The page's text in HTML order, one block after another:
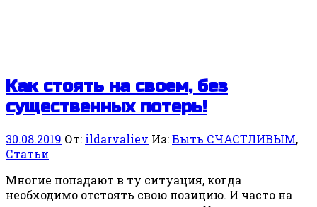
Как стоять на своем, без
существенных потерь!
30.08.2019 От: ildarvaliev Из:Быть СЧАСТЛИВЫМ,
Статьи
Многие попадают в ту ситуация, когда
необходимо отстоять свою позицию. И часто на